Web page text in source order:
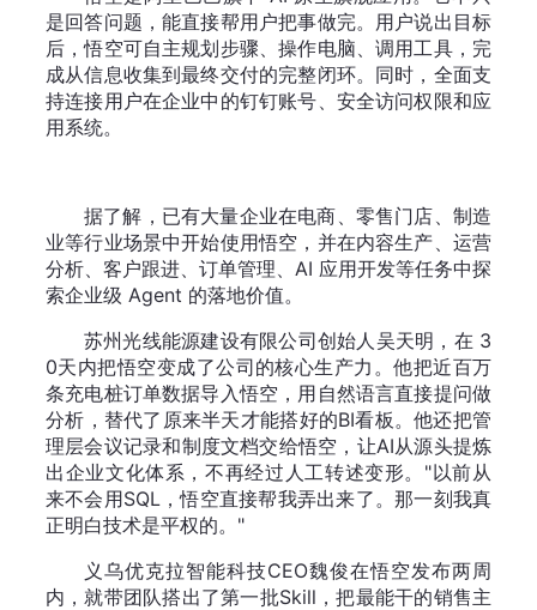
是回答问题，能直接帮用户把事做完。用户说出目标
后，悟空可自主规划步骤、操作电脑、调用工具，完
成从信息收集到最终交付的完整闭环。同时，全面支
持连接用户在企业中的钉钉账号、安全访问权限和应
用系统。
据了解，已有大量企业在电商、零售门店、制造
业等行业场景中开始使用悟空，并在内容生产、运营
分析、客户跟进、订单管理、AI 应用开发等任务中探
索企业级 Agent 的落地价值。
苏州光线能源建设有限公司创始人吴天明，在 3
0天内把悟空变成了公司的核心生产力。他把近百万
条充电桩订单数据导入悟空，用自然语言直接提问做
分析，替代了原来半天才能搭好的BI看板。他还把管
理层会议记录和制度文档交给悟空，让AI从源头提炼
出企业文化体系，不再经过人工转述变形。"以前从
来不会用SQL，悟空直接帮我弄出来了。那一刻我真
正明白技术是平权的。"
义乌优克拉智能科技CEO魏俊在悟空发布两周
内，就带团队搭出了第一批Skill，把最能干的销售主